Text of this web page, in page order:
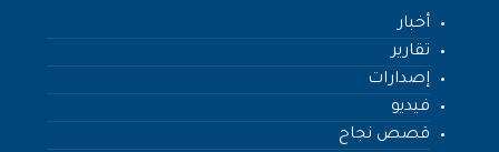
أخبار
تقارير
إصدارات
فيديو
قصص نجاح